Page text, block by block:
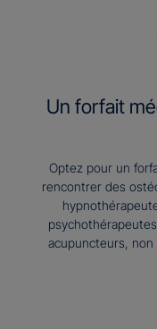
Un forfait
Optez pour un
rencontrer des
acupuncteurs,